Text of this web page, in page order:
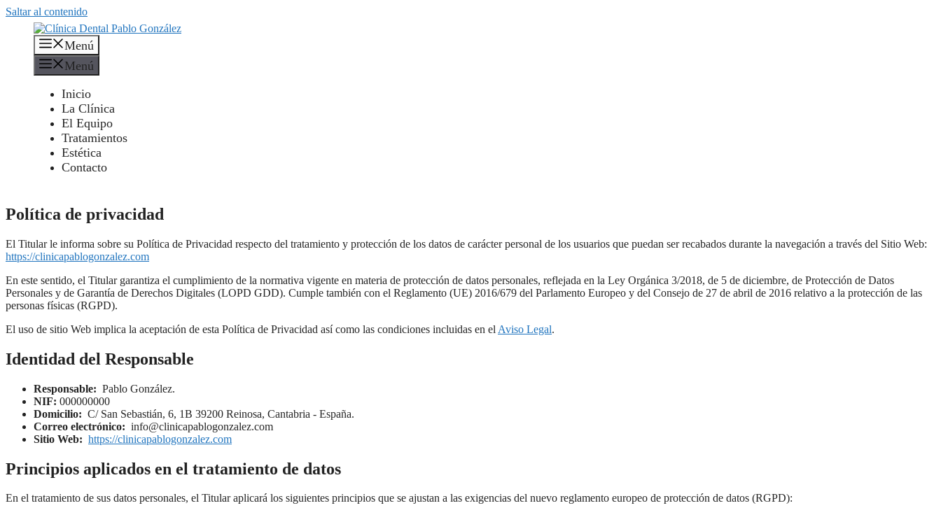
Saltar al contenido
Menú
Menú
Inicio
La Clínica
El Equipo
Tratamientos
Estética
Contacto
Política de privacidad
El Titular le informa sobre su Política de Privacidad respecto del tratamiento y protección de los datos de carácter personal de los usuarios que puedan ser recabados durante la navegación a través del Sitio Web:
https://clinicapablogonzalez.com
En este sentido, el Titular garantiza el cumplimiento de la normativa vigente en materia de protección de datos personales, reflejada en la Ley Orgánica 3/2018, de 5 de diciembre, de Protección de Datos
Personales y de Garantía de Derechos Digitales (LOPD GDD). Cumple también con el Reglamento (UE) 2016/679 del Parlamento Europeo y del Consejo de 27 de abril de 2016 relativo a la protección de las
personas físicas (RGPD).
El uso de sitio Web implica la aceptación de esta Política de Privacidad así como las condiciones incluidas en el Aviso Legal.
Identidad del Responsable
Responsable: Pablo González.
NIF: 000000000
Domicilio: C/ San Sebastián, 6, 1B 39200 Reinosa, Cantabria - España.
Correo electrónico: info@clinicapablogonzalez.com
Sitio Web: https://clinicapablogonzalez.com
Principios aplicados en el tratamiento de datos
En el tratamiento de sus datos personales, el Titular aplicará los siguientes principios que se ajustan a las exigencias del nuevo reglamento europeo de protección de datos (RGPD):